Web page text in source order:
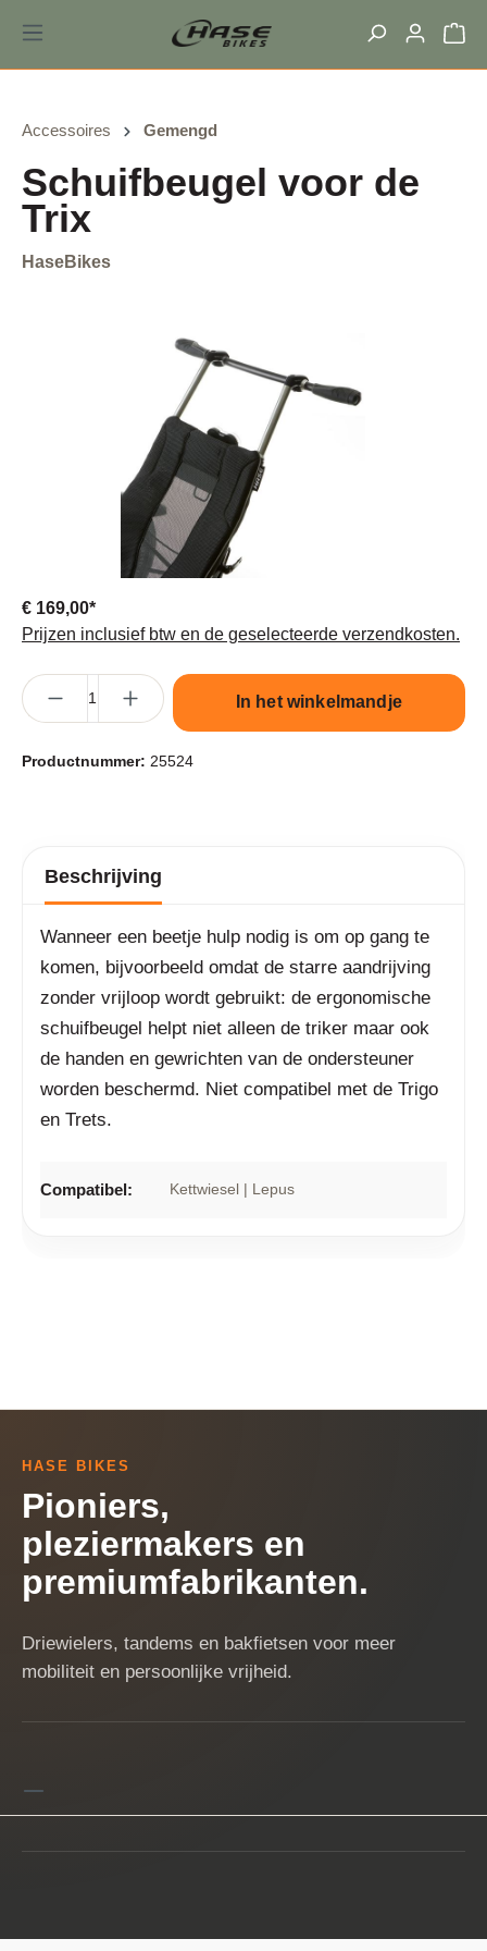
Accessoires Gemengd
Schuifbeugel voor de
Trix
HaseBikes
Afbeeldingengalerij overslaan
€ 169,00*
Prijzen inclusief btw en de geselecteerde verzendkosten.
Producthoeveelheid: Voer de gewenste hoeveelheid in of
In het winkelmandje
Productnummer: 25524
Beschrijving
Wanneer een beetje hulp nodig is om op gang te
komen, bijvoorbeeld omdat de starre aandrijving
zonder vrijloop wordt gebruikt: de ergonomische
schuifbeugel helpt niet alleen de triker maar ook
de handen en gewrichten van de ondersteuner
worden beschermd. Niet compatibel met de Trigo
en Trets.
Compatibel: Kettwiesel | Lepus
HASE BIKES
Pioniers,
pleziermakers en
premiumfabrikanten.
Driewielers, tandems en bakfietsen voor meer
mobiliteit en persoonlijke vrijheid.